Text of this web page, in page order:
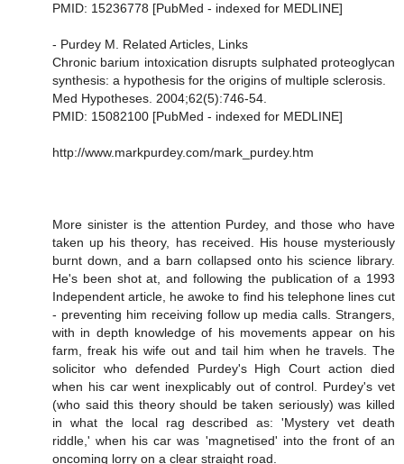
PMID: 15236778 [PubMed - indexed for MEDLINE]
- Purdey M. Related Articles, Links
Chronic barium intoxication disrupts sulphated proteoglycan
synthesis: a hypothesis for the origins of multiple sclerosis.
Med Hypotheses. 2004;62(5):746-54.
PMID: 15082100 [PubMed - indexed for MEDLINE]
http://www.markpurdey.com/mark_purdey.htm
More sinister is the attention Purdey, and those who have
taken up his theory, has received. His house mysteriously
burnt down, and a barn collapsed onto his science library.
He's been shot at, and following the publication of a 1993
Independent article, he awoke to find his telephone lines cut
- preventing him receiving follow up media calls. Strangers,
with in depth knowledge of his movements appear on his
farm, freak his wife out and tail him when he travels. The
solicitor who defended Purdey's High Court action died
when his car went inexplicably out of control. Purdey's vet
(who said this theory should be taken seriously) was killed
in what the local rag described as: 'Mystery vet death
riddle,' when his car was 'magnetised' into the front of an
oncoming lorry on a clear straight road.